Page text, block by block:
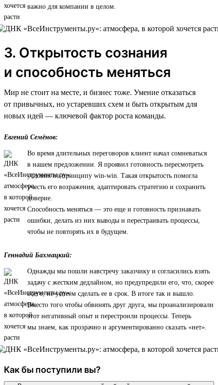
важно для компании в целом.
3. Открытость сознания
и способность меняться
Мир не стоит на месте, и бизнес тоже. Умение отказаться
от привычных, но устаревших схем и быть открытым для
новых идей — ключевой фактор роста команды.
Евгений Семёнов:
Во время длительных переговоров клиент начал сомневаться
в нашем предложении. Я проявил готовность пересмотреть
условия по принципу win-win. Такая открытость помогла
учесть его возражения, адаптировать стратегию и сохранить
доверие.
Способность меняться — это еще и готовность признавать
ошибки, делать из них выводы и перестраивать процессы,
чтобы не повторять их в будущем.
Геннадий Бахмацкий:
Однажды мы пошли навстречу заказчику и согласились взять
задачу с жестким дедлайном, но предупредили его, что, скорее
всего, не успеем сделать ее в срок. В итоге так и вышло.
Вместо того чтобы обвинять друг друга, мы проанализировали
этот негативный опыт и перестроили процессы. Теперь
мы знаем, как прозрачно и аргументированно сказать «нет».
Как бы поступили вы?